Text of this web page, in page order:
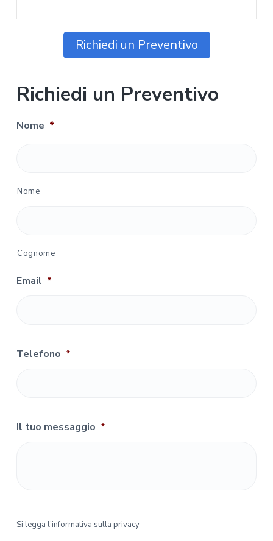
Richiedi un Preventivo
Richiedi un Preventivo
Nome *
Nome
Cognome
Email *
Telefono *
Il tuo messaggio *
S
Si legga l'informativa sulla privacy